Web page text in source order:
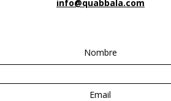
info@quabbala.com
Nombre
Email